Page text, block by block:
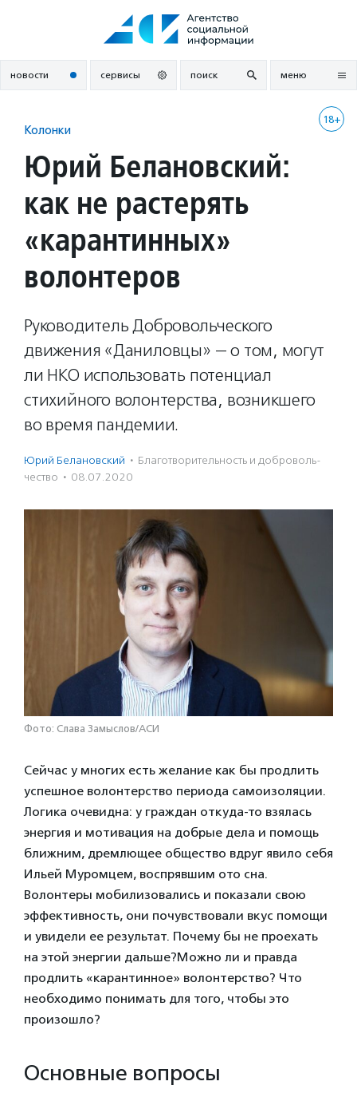
новости сервисы поиск меню
18+
Колонки
Юрий Белановский:
как не растерять
«карантинных»
волонтеров
Руководитель Добровольческого
движения «Даниловцы» — о том, могут
ли НКО использовать потенциал
стихийного волонтерства, возникшего
во время пандемии.
Юрий Белановский · Благотвори­тель­ность и доброволь­
чест­во · 08.07.2020
Фото: Слава Замыслов/АСИ
Сейчас у многих есть желание как бы продлить
успешное волонтерство периода самоизоляции.
Логика очевидна: у граждан откуда-то взялась
энергия и мотивация на добрые дела и помощь
ближним, дремлющее общество вдруг явило себя
Ильей Муромцем, воспрявшим ото сна.
Волонтеры мобилизовались и показали свою
эффективность, они почувствовали вкус помощи
и увидели ее результат. Почему бы не проехать
на этой энергии дальше?Можно ли и правда
продлить «карантинное» волонтерство? Что
необходимо понимать для того, чтобы это
произошло?
Основные вопросы